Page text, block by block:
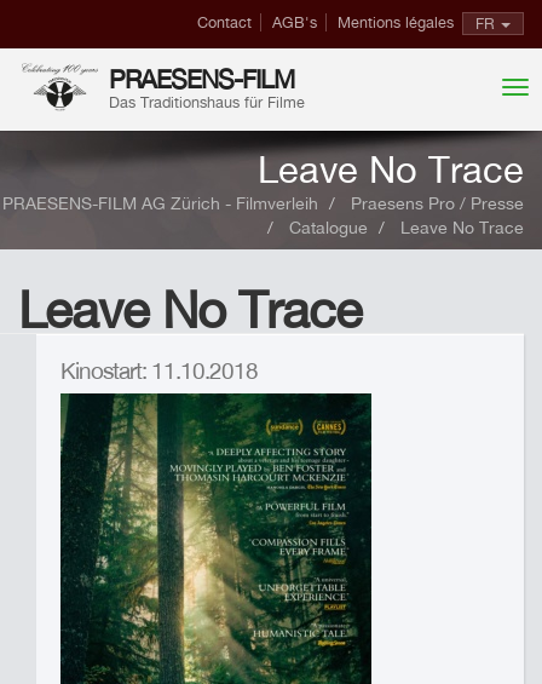
FR
Contact AGB's Mentions légales
PRAESENS-FILM
Das Traditionshaus für Filme
Leave No Trace
PRAESENS-FILM AG Zürich - Filmverleih
Praesens Pro / Presse
Catalogue
Leave No Trace
Leave No Trace
Kinostart: 11.10.2018